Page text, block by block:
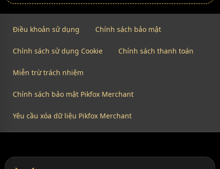
Điều khoản sử dụng Chính sách bảo mật
Chính sách sử dụng Cookie Chính sách thanh toán
Miễn trừ trách nhiệm
Chính sách bảo mật Pikfox Merchant
Yêu cầu xóa dữ liệu Pikfox Merchant